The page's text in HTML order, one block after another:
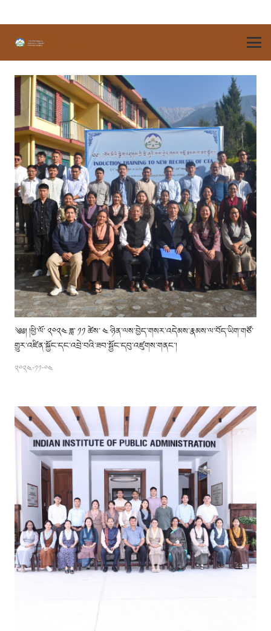
༄༅། །ཕྱི་ལོ་ ༢༠༢༤ ཟླ་ ༡༡ ཚེས་ ༤ ཉིན་ལས་བྱེད་གསར་འདེམས་རྣམས་ལ་བོད་ཡིག་གཙོ་
གྱུར་འཛིན་སྐྱོང་དང་འབྲེ་བའི་ཟབ་སྦྱོང་དབུ་འཛུགས་གནང་།
༢༠༢༤-༡༡-༠༤